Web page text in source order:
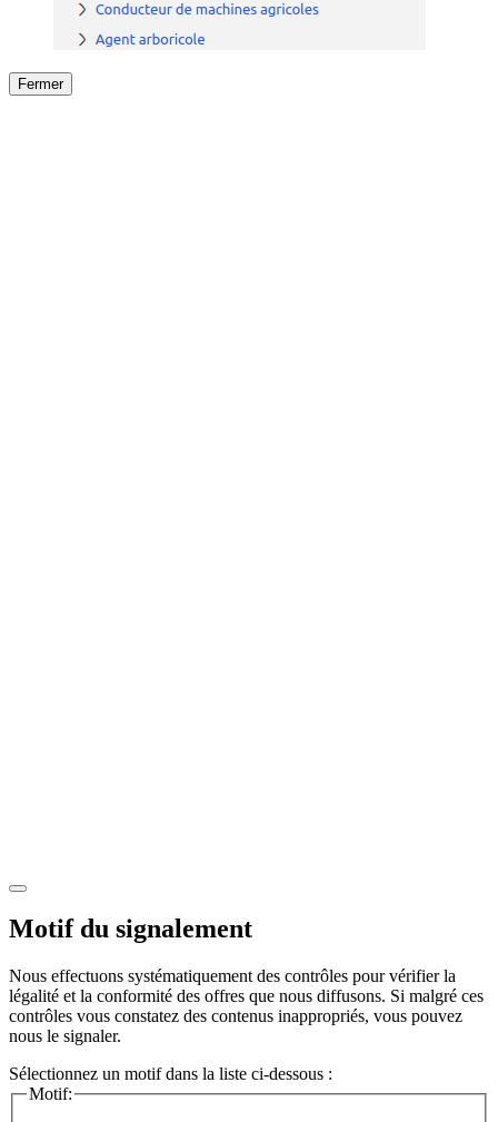
Fermer
Motif du signalement
Nous effectuons systématiquement des contrôles pour vérifier la
légalité et la conformité des offres que nous diffusons. Si malgré ces
contrôles vous constatez des contenus inappropriés, vous pouvez
nous le signaler.
Sélectionnez un motif dans la liste ci-dessous :
Motif: